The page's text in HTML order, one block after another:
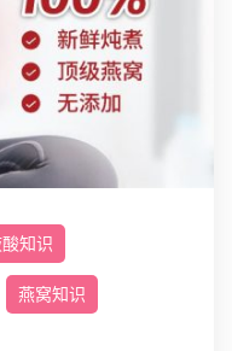
知识
燕窝知识